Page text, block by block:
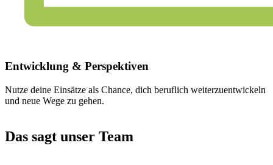
Entwicklung & Perspektiven
Nutze deine Einsätze als Chance, dich beruflich weiterzuentwickeln
und neue Wege zu gehen.
Das sagt unser Team